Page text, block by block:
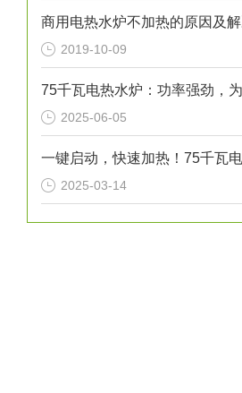
商用电热水炉不加热的原因及
2019-10-09
2025-06-05
2025-03-14